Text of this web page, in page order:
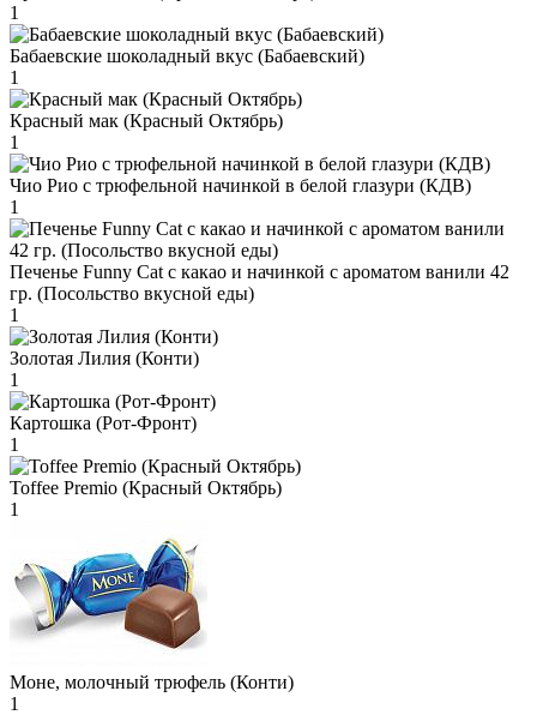
1
Бабаевские шоколадный вкус (Бабаевский)
1
Красный мак (Красный Октябрь)
1
Чио Рио с трюфельной начинкой в белой глазури (КДВ)
1
Печенье Funny Сat с какао и начинкой с ароматом ванили 42
гр. (Посольство вкусной еды)
1
Золотая Лилия (Конти)
1
Картошка (Рот-Фронт)
1
Toffee Premio (Красный Октябрь)
1
Моне, молочный трюфель (Конти)
1